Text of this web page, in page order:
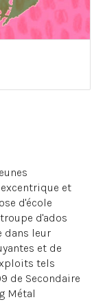
et
d'école
d'ados
dans leur
et de
tels
de Secondaire
Métal